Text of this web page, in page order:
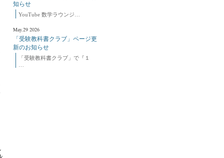
知らせ
YouTube 数学ラウンジ…
May.29 2026
「受験教科書クラブ」ページ更
新のお知らせ
「受験教科書クラブ」で『１